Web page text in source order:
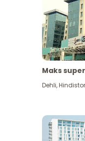
Maks
Dehli,